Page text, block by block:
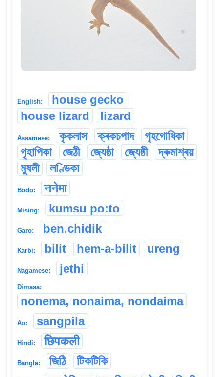
English:
house gecko
house lizard
lizard
Assamese: কৃকলাস ক্ৰকচপাদ
গৃহগোধিকা
গৃহাপিকা
জেঠী জ্যেষ্ঠা জ্যেষ্ঠী
দ্ৰুমাশ্ৰয়
মুষলী
লণ্ডিকা
Bodo: ननेमा
Mising: kumsu po:to
Garo: ben.chidik
Karbi: bilit hem-a-bilit ureng
Nagamese: jethi
Dimasa:
nonema, nonaima, nondaima
Ao: sangpila
Hindi: छिपकली
Bangla: জিঠি টিকটিকি